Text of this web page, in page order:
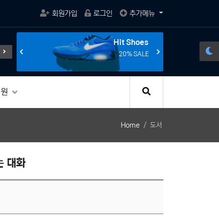
회원가입 로그인 추가메뉴
전선의 종말을 선언한다. 조립 게이밍 컴퓨터의 혁명, 7
Hit Shoes
20% SALE
Home 도서
대화